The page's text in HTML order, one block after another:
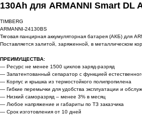
130Ah для ARMANNI Smart DL
TIMBERG
ARMANNI-24130BS
Тяговая панцирная аккумуляторная батарея (АКБ) для
Поставляется залитой, заряженной, в металлическом
ПРЕИМУЩЕСТВА:
— Ресурс не менее 1500 циклов заряд-разряд
— Запатентованный сепаратор с функцией
— Корпус и крышка из термостойкого полипропилена
— Гибкие перемычки для удобства эксплуатации и
— Низкий саморазряд – менее 3% в месяц
— Любое напряжение и габариты по ТЗ заказчика
— Срок изготовления от 10 дней